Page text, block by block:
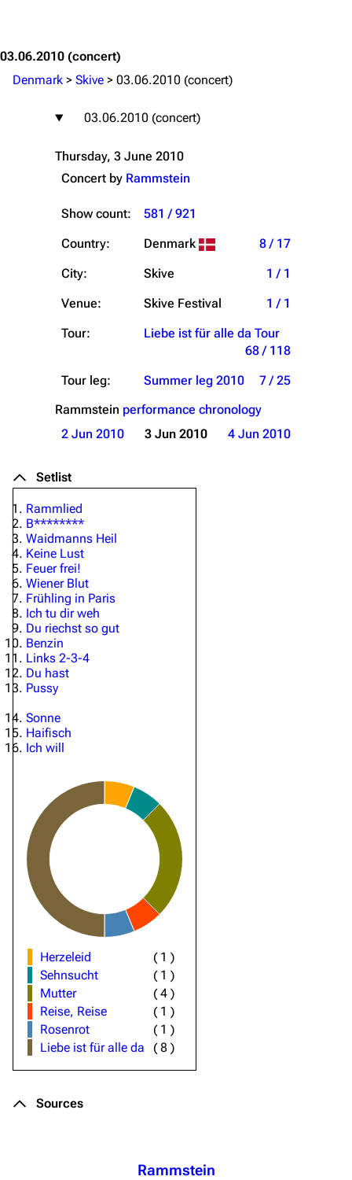
03.06.2010 (concert)
Denmark > Skive > 03.06.2010 (concert)
03.06.2010 (concert)
Thursday, 3 June 2010
Concert by Rammstein
Show count:
581 / 921
Country:
Denmark
8 / 17
City:
Skive
1 / 1
Venue:
Skive Festival
1 / 1
Tour:
Liebe ist für alle da Tour
68 / 118
Tour leg:
Summer leg 2010
7 / 25
Rammstein performance chronology
2 Jun 2010
3 Jun 2010 4 Jun 2010
Setlist
Rammlied
B********
Waidmanns Heil
Keine Lust
Feuer frei!
Wiener Blut
Frühling in Paris
Ich tu dir weh
Du riechst so gut
Benzin
Links 2-3-4
Du hast
Pussy
Sonne
Haifisch
Ich will
Herzeleid ( 1 )
Sehnsucht
( 1 )
Mutter
(4 )
Reise, Reise
( 1 )
Rosenrot
( 1 )
Liebe ist für alle da
(8 )
Sources
Rammstein